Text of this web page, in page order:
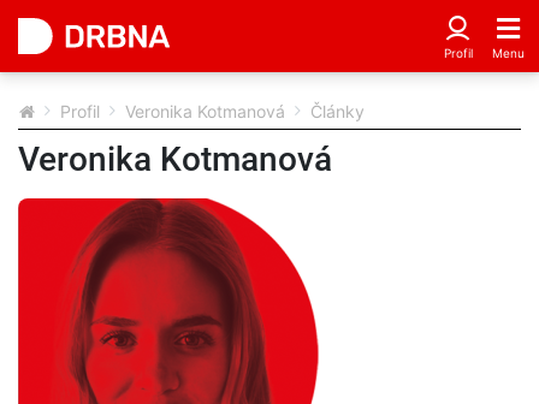
Profil Veronika Kotmanová Články
Veronika Kotmanová